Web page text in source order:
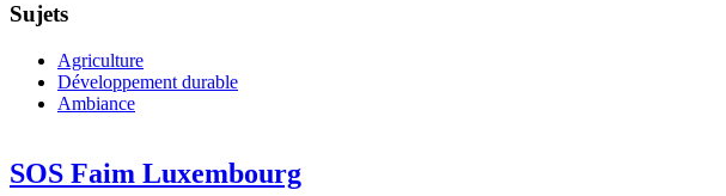
Sujets
Agriculture
Développement durable
Ambiance
SOS Faim Luxembourg